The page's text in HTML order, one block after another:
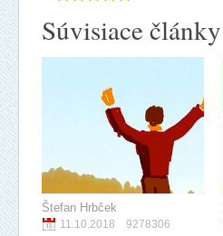
Súvisiace články
Štefan Hrbček
11.10.2018 9278306